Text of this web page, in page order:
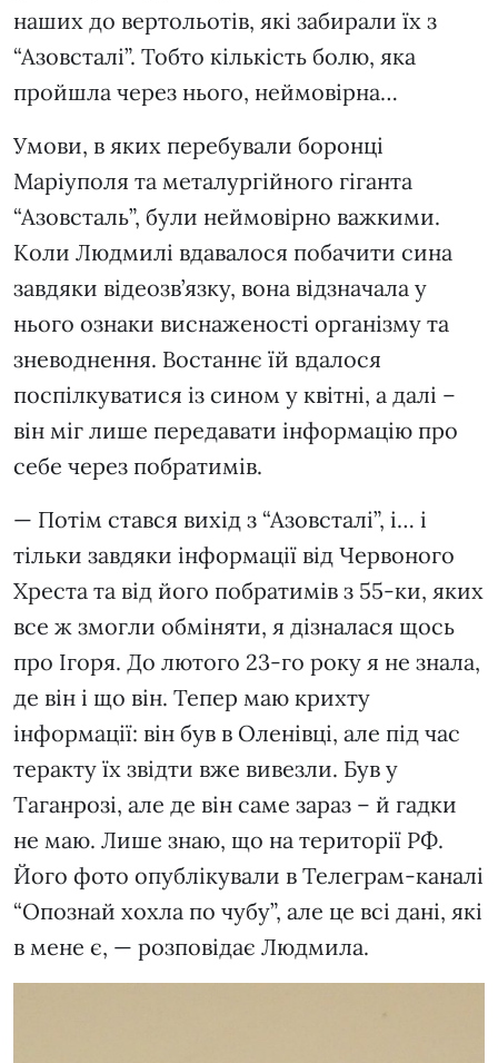
наших до вертольотів, які забирали їх з
“Азовсталі”. Тобто кількість болю, яка
пройшла через нього, неймовірна…
Умови, в яких перебували боронці
Маріуполя та металургійного гіганта
“Азовсталь”, були неймовірно важкими.
Коли Людмилі вдавалося побачити сина
завдяки відеозв’язку, вона відзначала у
нього ознаки виснаженості організму та
зневоднення. Востаннє їй вдалося
поспілкуватися із сином у квітні, а далі –
він міг лише передавати інформацію про
себе через побратимів.
— Потім стався вихід з “Азовсталі”, і… і
тільки завдяки інформації від Червоного
Хреста та від його побратимів з 55-ки, яких
все ж змогли обміняти, я дізналася щось
про Ігоря. До лютого 23-го року я не знала,
де він і що він. Тепер маю крихту
інформації: він був в Оленівці, але під час
теракту їх звідти вже вивезли. Був у
Таганрозі, але де він саме зараз – й гадки
не маю. Лише знаю, що на території РФ.
Його фото опублікували в Телеграм-каналі
“Опознай хохла по чубу”, але це всі дані, які
в мене є, — розповідає Людмила.